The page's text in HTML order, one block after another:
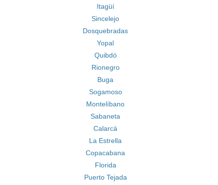
Itagüí
Sincelejo
Dosquebradas
Yopal
Quibdó
Rionegro
Buga
Sogamoso
Montelíbano
Sabaneta
Calarcá
La Estrella
Copacabana
Florida
Puerto Tejada